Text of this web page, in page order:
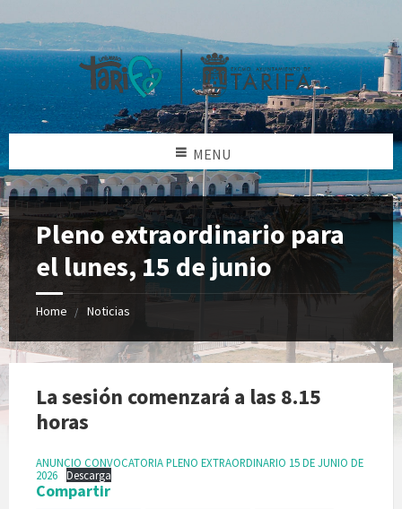
MENU
Pleno extraordinario para
el lunes, 15 de junio
Home Noticias
La sesión comenzará a las 8.15
horas
ANUNCIO CONVOCATORIA PLENO EXTRAORDINARIO 15 DE JUNIO DE
2026
Descarga
Compartir